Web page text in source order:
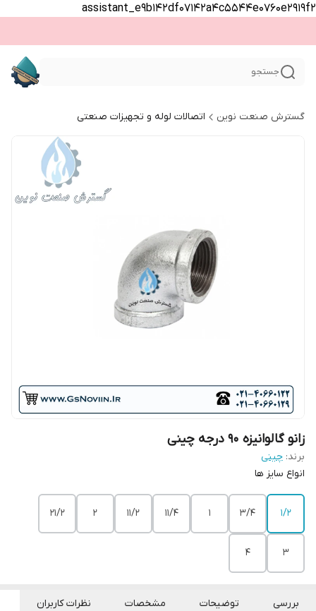
assistant_e9b142df07142a4c5544e0760e2919f2
جستجو
گسترش صنعت نوین اتصالات لوله و تجهیزات صنعتی
زانو گالوانیزه ۹۰ درجه چینی
برند: چینی
انواع سایز ها
1/2
3/4
1
11/4
11/2
2
21/2
3
4
بررسی توضیحات مشخصات نظرات کاربران